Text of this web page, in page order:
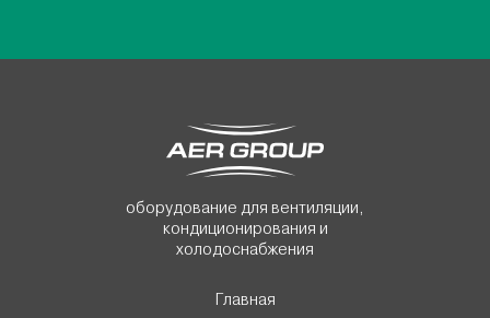
оборудование для вентиляции,
кондиционирования и
холодоснабжения
Главная